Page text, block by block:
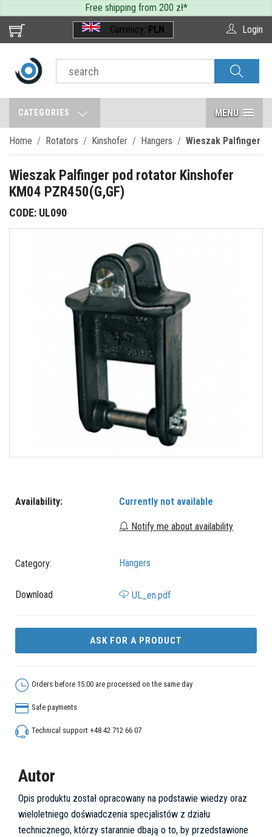
Free shipping from 200 zł*
Login
Currency: PLN
CATEGORIES MENU
Home Rotators Kinshofer Hangers Wieszak Palfinger
Wieszak Palfinger pod rotator Kinshofer
KM04 PZR450(G,GF)
CODE: UL090
Availability: Currently not available
Notify me about availability
Category: Hangers
Download UL_en.pdf
ASK FOR A PRODUCT
Orders before 15:00 are processed on the same day
Safe payments
Technical support +48 42 712 66 07
Autor
Opis produktu został opracowany na podstawie wiedzy oraz
wieloletniego doświadczenia specjalistów z działu
technicznego, którzy starannie dbają o to, by przedstawione